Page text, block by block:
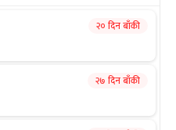
२० दिन बाँकी
२७ दिन बाँकी